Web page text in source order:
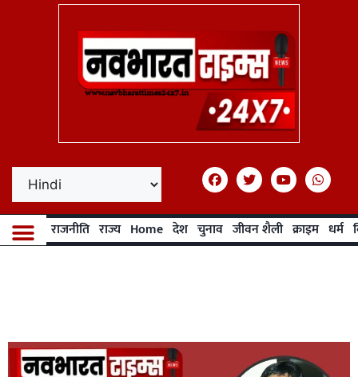
राजनीति राज्य Home देश चुनाव जीवन शैली क्राइम धर्म